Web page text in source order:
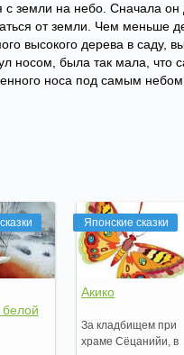
земли на небо. Сначала он
от земли. Чем меньше
высокого дерева в саду,
носом, была так мала, что
носа под самым небом.
белой
Японские сказки
Акико
За кладбищем при
храме Сёцанийи, в